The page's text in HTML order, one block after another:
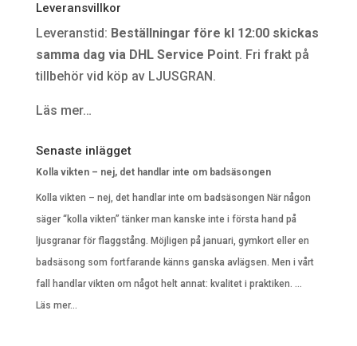
Leveransvillkor
Leveranstid: Beställningar före kl 12:00 skickas
samma dag via DHL Service Point. Fri frakt på
tillbehör vid köp av LJUSGRAN.
Läs mer…
Senaste inlägget
Kolla vikten – nej, det handlar inte om badsäsongen
Kolla vikten – nej, det handlar inte om badsäsongen När någon
säger “kolla vikten” tänker man kanske inte i första hand på
ljusgranar för flaggstång. Möjligen på januari, gymkort eller en
badsäsong som fortfarande känns ganska avlägsen. Men i vårt
fall handlar vikten om något helt annat: kvalitet i praktiken. …
Läs mer...